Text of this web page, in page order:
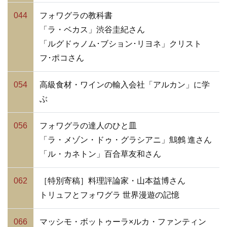
044
フォワグラの教科書
「ラ・ベカス」渋谷圭紀さん
「ルグドゥノム･ブション･リヨネ」クリスト
フ･ポコさん
054
高級食材・ワインの輸入会社「アルカン」に学
ぶ
056
フォワグラの達人のひと皿
「ラ・メゾン・ドゥ・グラシアニ」鷦鷯 進さん
「ル・カネトン」百合草友和さん
062
［特別寄稿］料理評論家・山本益博さん
トリュフとフォワグラ 世界漫遊の記憶
066
マッシモ・ボットゥーラ×ルカ・ファンティン